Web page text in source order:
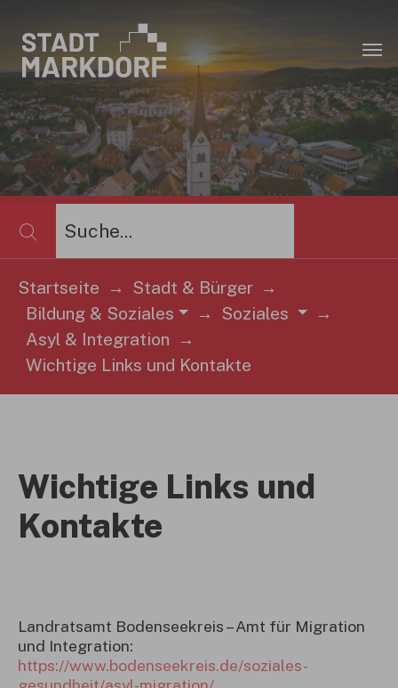
Sie sind hier:
Startseite
Stadt & Bürger
Bildung & Soziales
Soziales
Asyl & Integration
Wichtige Links und Kontakte
Wichtige Links und
Kontakte
Landratsamt Bodenseekreis – Amt für Migration
und Integration:
https://www.bodenseekreis.de/soziales-
×